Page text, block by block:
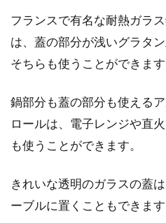
出汁の保
汁を使っ
料理の基本
ね。出汁は
もあり、日...
鮭の切り
フランスで有名な耐熱ガラ
は、蓋の部分が浅いグラタ
そちらも使うことができます
鍋部分も蓋の部分も使える
ロールは、電子レンジや直
も使うことができます。
きれいな透明のガラスの蓋
ーブルに置くこともできます